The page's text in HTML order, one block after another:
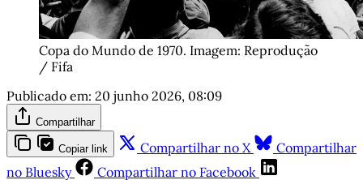
Copa do Mundo de 1970. Imagem: Reprodução
/ Fifa
Publicado em: 20 junho 2026, 08:09
Compartilhar
Copiar link Compartilhar no X
Compartilhar
no Bluesky
Compartilhar no Facebook